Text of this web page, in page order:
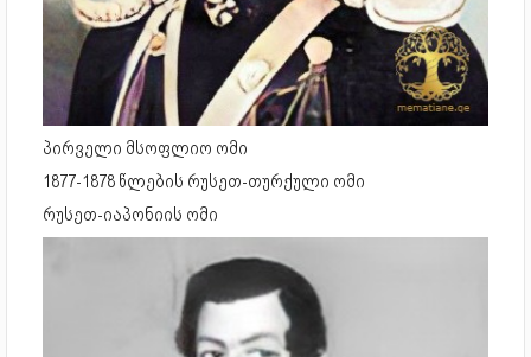
პირველი მსოფლიო ომი
1877-1878 წლების რუსეთ-თურქული ომი
რუსეთ-იაპონიის ომი